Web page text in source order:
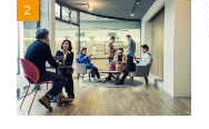
2